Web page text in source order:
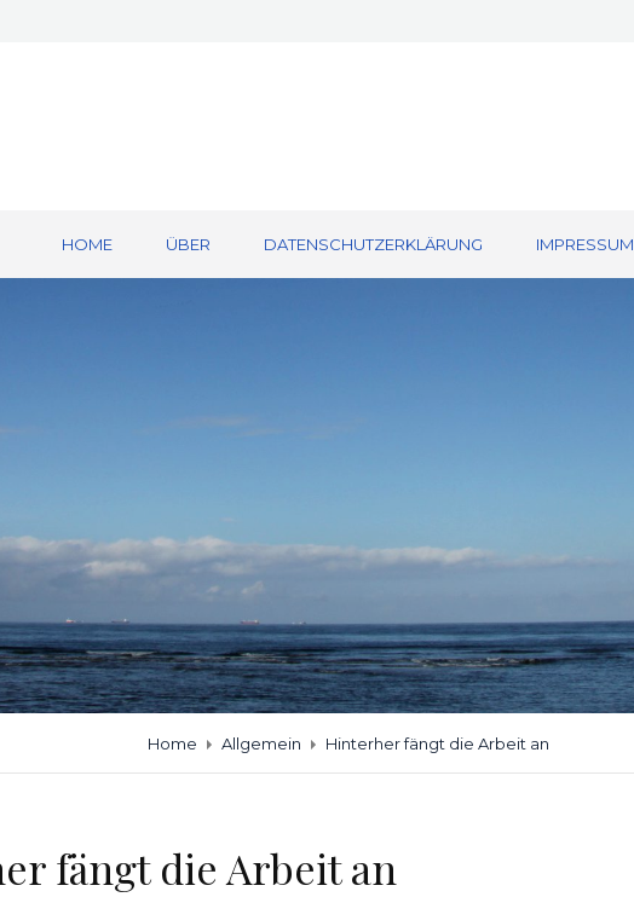
HOME ÜBER DATENSCHUTZERKLÄRUNG IMPRESSUM
Home Allgemein Hinterher fängt die Arbeit an
fängt die Arbeit an